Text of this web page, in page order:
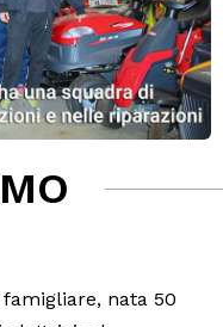
famigliare, nata 50